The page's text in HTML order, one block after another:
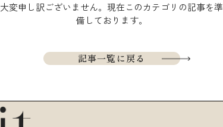
大変申し訳ございません。現在このカテゴリの記事を準
備しております。
記事一覧に戻る